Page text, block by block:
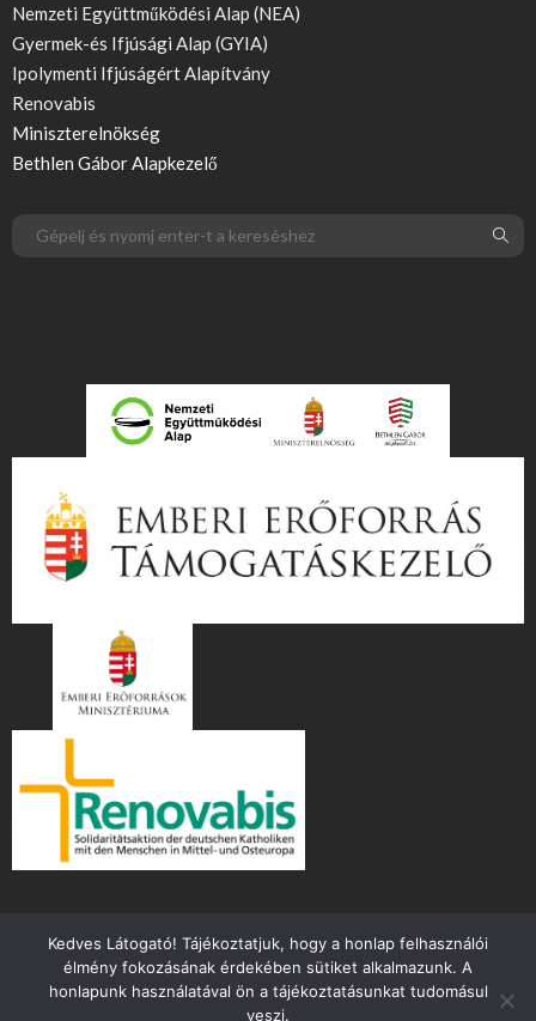
Nemzeti Együttműködési Alap (NEA)
Gyermek-és Ifjúsági Alap (GYIA)
Ipolymenti Ifjúságért Alapítvány
Renovabis
Miniszterelnökség
Bethlen Gábor Alapkezelő
Kedves Látogató! Tájékoztatjuk, hogy a honlap felhasználói
élmény fokozásának érdekében sütiket alkalmazunk. A
honlapunk használatával ön a tájékoztatásunkat tudomásul
veszi.